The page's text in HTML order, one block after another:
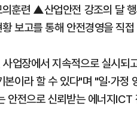
훈련 ▲산업안전 강조의 달
보고를 통해 안전경영을 직
업장에서 지속적으로 실시되
이라 할 수 있다"며 "일·가
안전으로 신뢰받는 에너지